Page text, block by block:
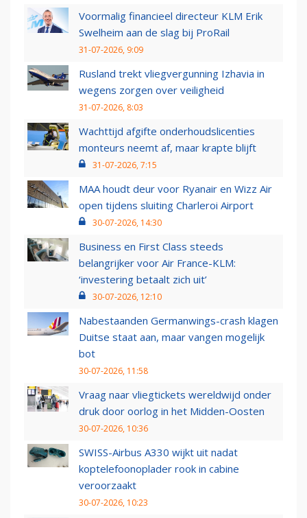
Voormalig financieel directeur KLM Erik
Swelheim aan de slag bij ProRail
31-07-2026, 9:09
Rusland trekt vliegvergunning Izhavia in
wegens zorgen over veiligheid
31-07-2026, 8:03
Wachttijd afgifte onderhoudslicenties
monteurs neemt af, maar krapte blijft
31-07-2026, 7:15
MAA houdt deur voor Ryanair en Wizz Air
open tijdens sluiting Charleroi Airport
30-07-2026, 14:30
Business en First Class steeds
belangrijker voor Air France-KLM:
‘investering betaalt zich uit’
30-07-2026, 12:10
Nabestaanden Germanwings-crash klagen
Duitse staat aan, maar vangen mogelijk
bot
30-07-2026, 11:58
Vraag naar vliegtickets wereldwijd onder
druk door oorlog in het Midden-Oosten
30-07-2026, 10:36
SWISS-Airbus A330 wijkt uit nadat
koptelefoonoplader rook in cabine
veroorzaakt
30-07-2026, 10:23